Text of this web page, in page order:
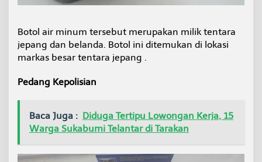
Botol air minum tersebut merupakan milik tentara
jepang dan belanda. Botol ini ditemukan di lokasi
markas besar tentara jepang .
Pedang Kepolisian
Baca Juga : Diduga Tertipu Lowongan Kerja, 15
Warga Sukabumi Telantar di Tarakan